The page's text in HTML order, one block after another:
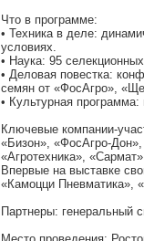
Что в программе:
• Техника в деле:
условиях.
• Наука: 95
• Деловая повестка:
семян от «ФосАгро»,
• Культурная
Ключевые компании-
«Бизон», «ФосАгро-
«Агротехника»,
Впервые на выставке
«Камоцци Пневматика»,
Партнеры: генеральный